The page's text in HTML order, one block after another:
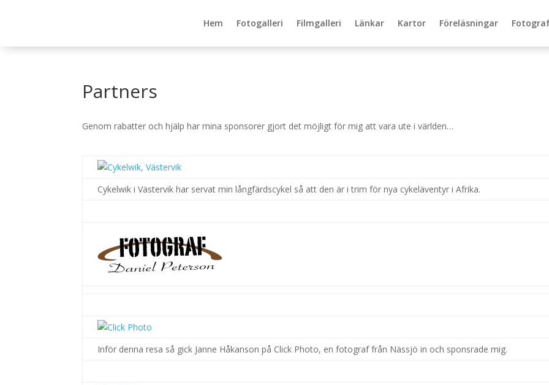
Hem Fotogalleri Filmgalleri Länkar Kartor Föreläsningar
Partners
Genom rabatter och hjälp har mina sponsorer gjort det möjligt för mig att vara ute i världen…
Cykelwik i Västervik har servat min långfärdscykel så att den är i trim för nya cykeläventyr i Afrika.
Inför denna resa så gick Janne Håkanson på Click Photo, en fotograf från Nässjö in och sponsrade mig.